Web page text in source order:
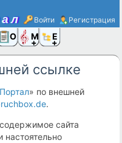
Войти Регистрация
Ещё
ссылке
» по внешней
.
сайта
настоятельно